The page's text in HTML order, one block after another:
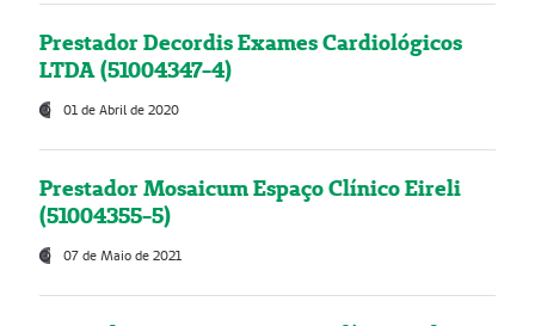
Prestador Decordis Exames Cardiológicos
LTDA (51004347-4)
01 de Abril de 2020
Prestador Mosaicum Espaço Clínico Eireli
(51004355-5)
07 de Maio de 2021